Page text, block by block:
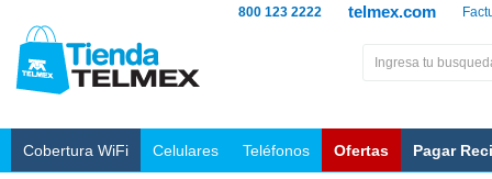
telmex.com
800 123 2222
Cobertura WiFi Celulares Teléfonos Ofertas Pagar